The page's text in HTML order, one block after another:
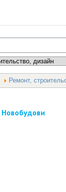
Ремонт,
Новобудови